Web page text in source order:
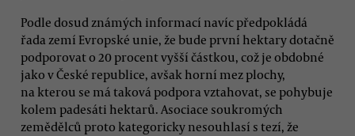
Podle dosud známých informací navíc předpokládá
řada zemí Evropské unie, že bude první hektary dotačně
podporovat o 20 procent vyšší částkou, což je obdobné
jako v České republice, avšak horní mez plochy,
na kterou se má taková podpora vztahovat, se pohybuje
kolem padesáti hektarů. Asociace soukromých
zemědělců proto kategoricky nesouhlasí s tezí, že